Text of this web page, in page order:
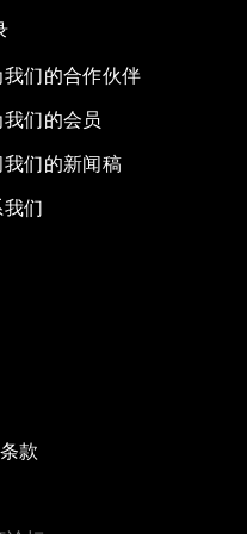
我们的合作伙伴
我们的会员
我们的新闻稿
们
款